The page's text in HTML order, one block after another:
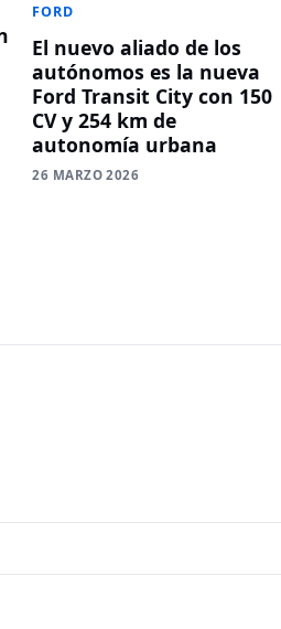
FORD
El nuevo aliado de los
autónomos es la nueva
Ford Transit City con 150
CV y 254 km de
autonomía urbana
26 MARZO 2026